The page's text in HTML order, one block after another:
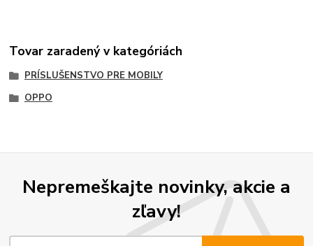
Tovar zaradený v kategóriách
PRÍSLUŠENSTVO PRE MOBILY
OPPO
Nepremeškajte novinky, akcie a
zľavy!